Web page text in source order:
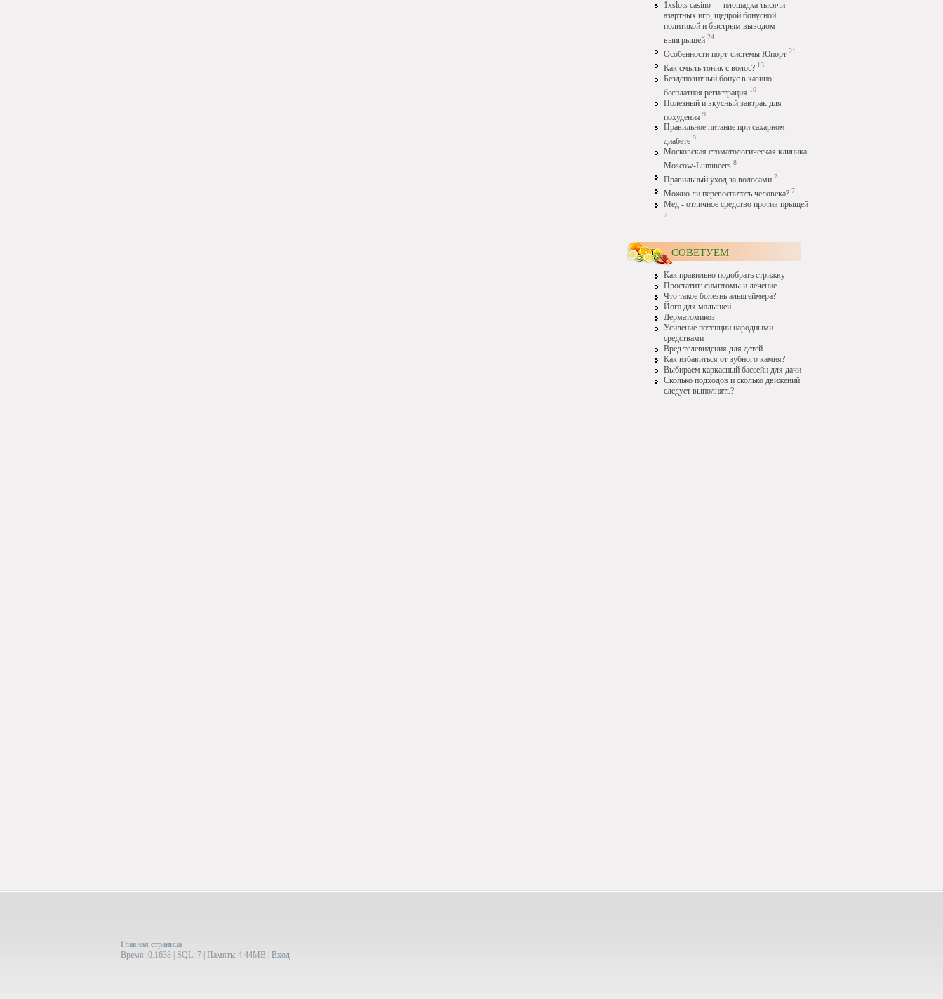
1xslots casino — площадка тысячи
азартных игр, щедрой бонусной
политикой и быстрым выводом
выигрышей 24
Особенности порт-системы Юпорт 21
Как смыть тоник с волос? 13
Бездепозитный бонус в казино:
бесплатная регистрация 10
Полезный и вкусный завтрак для
похудения 9
Правильное питание при сахарном
диабете 9
Московская стоматологическая клиника
Moscow-Lumineers 8
Правильный уход за волосами 7
Можно ли перевоспитать человека? 7
Мед - отличное средство против прыщей
7
СОВЕТУЕМ
Как правильно подобрать стрижку
Простатит: симптомы и лечение
Что такое болезнь альцгеймера?
Йога для малышей
Дерматомикоз
Усиление потенции народными
средствами
Вред телевидения для детей
Как избавиться от зубного камня?
Выбираем каркасный бассейн для дачи
Сколько подходов и сколько движений
следует выполнять?
Главная страница
Время: 0.1638 | SQL: 7 | Память: 4.44MB Вход